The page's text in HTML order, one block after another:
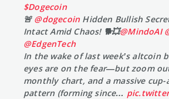
$Dogecoin
🚨 @dogecoin Hidden Bullish
Intact Amid Chaos! 🐕💥@MindoAI
@EdgenTech
In the wake of last week’s altcoin
eyes are on the fear—but zoom out
monthly chart, and a massive cup-
pattern (forming since…